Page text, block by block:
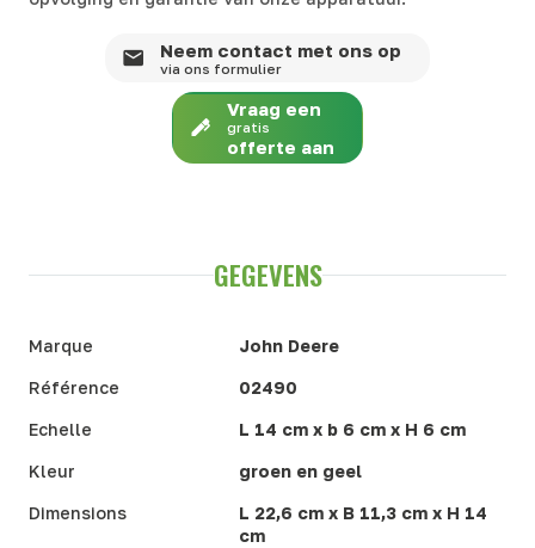
Neem contact met ons op
via ons formulier
Vraag een
gratis
offerte aan
GEGEVENS
Marque John Deere
Référence 02490
Echelle L 14 cm x b 6 cm x H 6 cm
Kleur groen en geel
Dimensions
L 22,6 cm x B 11,3 cm x H 14
cm